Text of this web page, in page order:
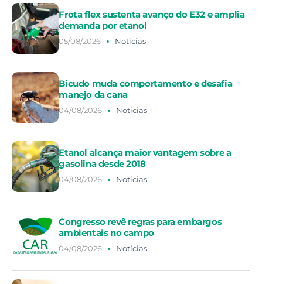
Frota flex sustenta avanço do E32 e amplia
demanda por etanol
05/08/2026 Notícias
Bicudo muda comportamento e desafia
manejo da cana
04/08/2026 Notícias
Etanol alcança maior vantagem sobre a
gasolina desde 2018
04/08/2026 Notícias
Congresso revê regras para embargos
ambientais no campo
04/08/2026 Notícias